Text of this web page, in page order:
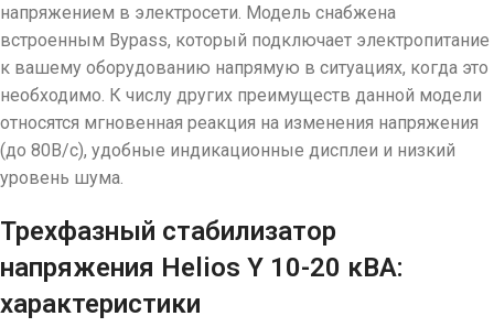
напряжением в электросети. Модель снабжена
встроенным Bypass, который подключает электропитание
к вашему оборудованию напрямую в ситуациях, когда это
необходимо. К числу других преимуществ данной модели
относятся мгновенная реакция на изменения напряжения
(до 80В/с), удобные индикационные дисплеи и низкий
уровень шума.
Трехфазный стабилизатор
напряжения Helios Y 10-20 кВА:
характеристики